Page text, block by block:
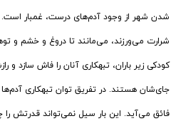
شدن شهر از وجود آدم‌های درست، غمبار
شرارت می‌ورزند، می‌مانند تا دروغ و خشم و
کودکی زیر باران، تبهکاری آنان را فاش سازد و
جای‌شان هستند. در تفریق توان تبهکاری
فائق می‌آید. این بار سیل نمی‌تواند قدرتش